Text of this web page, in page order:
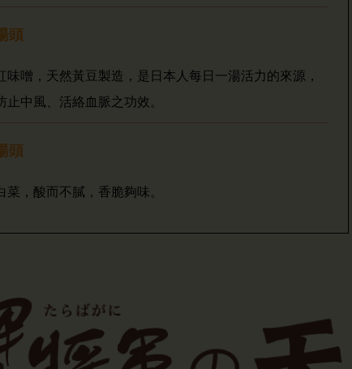
頭
味噌，天然黃豆製造，是日本人每日一湯活力的來源，
中風、活絡血脈之功效。
頭
，酸而不膩，香脆夠味。